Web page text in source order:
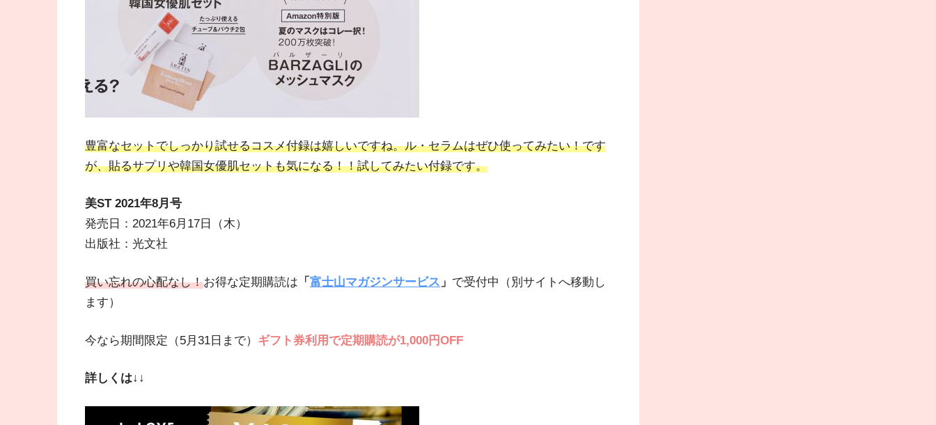
豊富なセットでしっかり試せるコスメ付録は嬉しいですね。ル・セラムはぜひ使ってみたい！です
が、貼るサプリや韓国女優肌セットも気になる！！試してみたい付録です。
美ST 2021年8月号
発売日：2021年6月17日（木）
出版社：光文社
買い忘れの心配なし！お得な定期購読は 「 富士山マガジンサービス 」 で受付中（別サイトへ移動し
ます）
今なら期間限定（5月31日まで） ギフト券利用で定期購読が1,000円OFF
詳しくは↓↓